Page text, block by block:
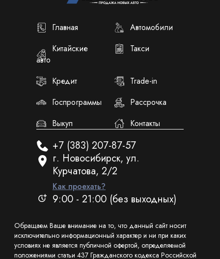
Главная
Автомобили
Китайские
авто
Такси
Кредит
Trade-in
Госпрограммы
Рассрочка
Выкуп
Контакты
+7 (383) 207-87-57
г. Новосибирск, ул.
Курчатова, 2/2
Как проехать?
9:00 - 21:00 (без выходных)
Обращаем Ваше внимание на то, что данный сайт носит
исключительно информационный характер и ни при каких
условиях не является публичной офертой, определяемой
положениями статьи 437 Гражданского кодекса Российской